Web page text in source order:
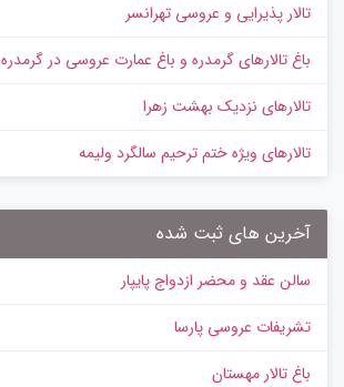
تالار پذیرایی و عروسی تهرانسر
باغ تالارهای گرمدره و باغ عمارت عروسی در گرمدره
تالارهای نزدیک بهشت زهرا
تالارهای ویژه ختم ترحیم سالگرد ولیمه
آخرین های ثبت شده
سالن عقد و محضر ازدواج پایپار
تشریفات عروسی پارسا
باغ تالار مهستان